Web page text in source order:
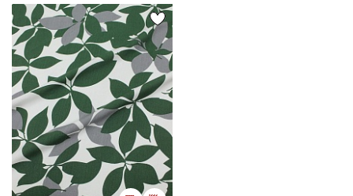
видов ткани.
Уход:
- стирка до 30C режим "ручной стирки"
- запрещены отбеливатели
- сушить в подвешенном и расправленном состоянии
- гладить на низкой температуре (с изнанки).
Цветопередача может отличаться от оригинального цвета
ткани в зависимости от настроек вашего монитора и в
зависимости от партии.